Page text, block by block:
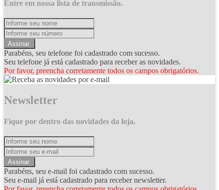
Entre em nossa lista de transmissão.
Assinar
Parabéns, seu telefone foi cadastrado com sucesso.
Seu telefone já está cadastrado para receber as novidades.
Por favor, preencha corretamente todos os campos obrigatórios.
Newsletter
Fique por dentro das novidades da loja.
Assinar
Parabéns, seu e-mail foi cadastrado com sucesso.
Seu e-mail já está cadastrado para receber newsletter.